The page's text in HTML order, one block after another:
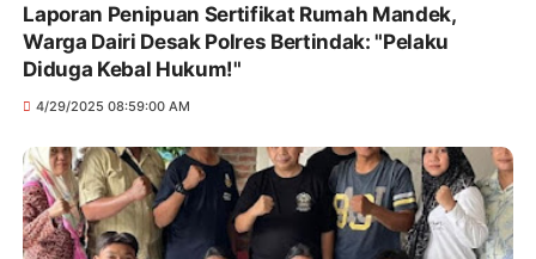
Laporan Penipuan Sertifikat Rumah Mandek,
Warga Dairi Desak Polres Bertindak: "Pelaku
Diduga Kebal Hukum!"
4/29/2025 08:59:00 AM